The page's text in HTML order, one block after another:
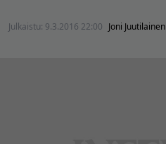
Julkaistu: 9.3.2016 22:00 Joni Juutilainen